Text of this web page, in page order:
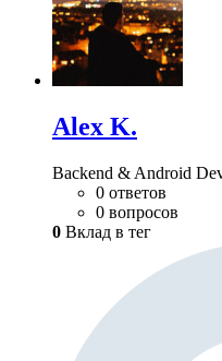
Alex K.
Backend & Android
0 ответов
0 вопросов
0 Вклад в тег